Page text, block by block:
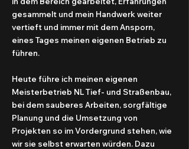
gesammelt und mein Handwerk weiter
vertieft und immer mit dem Ansporn,
eines Tages meinen eigenen Betrieb zu
führen.
Heute führe ich meinen eigenen
Meisterbetrieb NL Tief- und Straßenbau,
bei dem sauberes Arbeiten, sorgfältige
Planung und die Umsetzung von
Projekten so im Vordergrund stehen, wie
wir sie selbst erwarten würden. Dazu